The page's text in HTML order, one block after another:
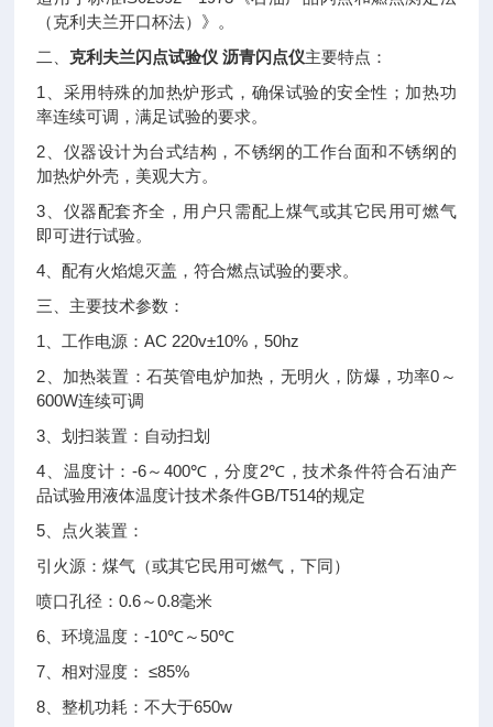
（克利夫兰开口杯法）》。
二、 克利夫兰闪点试验仪 沥青闪点仪主要特点：
1 、采用特殊的加热炉形式，确保试验的安全性；加热功
率连续可调，满足试验的要求。
2 、仪器设计为台式结构，不锈纲的工作台面和不锈纲的
加热炉外壳，美观大方。
3 、仪器配套齐全，用户只需配上煤气或其它民用可燃气
即可进行试验。
4 、配有火焰熄灭盖，符合燃点试验的要求。
三、 主要技术参数：
1 、工作电源：AC 220v±10% ，50hz
2 、加热装置：石英管电炉加热，无明火，防爆，功率0 ～
600W连续可调
3 、划扫装置：自动扫划
4 、温度计： -6～ 400℃ ，分度2℃ ，技术条件符合石油产
品试验用液体温度计技术条件GB/T514的规定
5 、点火装置：
引火源：煤气（或其它民用可燃气，下同）
喷口孔径：0.6～0.8毫米
6 、环境温度：-10℃～50℃
7 、相对湿度：
≤85%
8 、整机功耗：不大于650w